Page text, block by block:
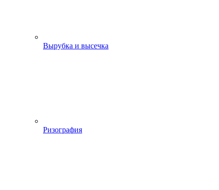
Вырубка и высечка
Ризография